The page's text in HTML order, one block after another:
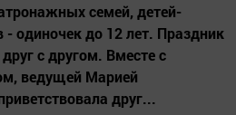
семей, детей-
- одиночек до 12 лет. Праздник
с другом. Вместе с
ведущей Марией
друг...